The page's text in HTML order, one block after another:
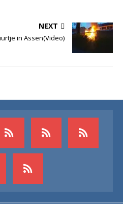
NEXT
in Assen(Video)